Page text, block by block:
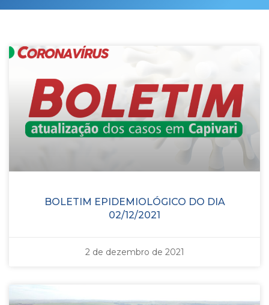
BOLETIM EPIDEMIOLÓGICO DO DIA
02/12/2021
2 de dezembro de 2021